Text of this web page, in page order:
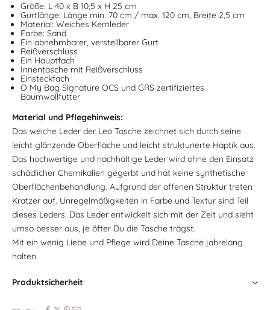
Größe: L 40 x B 10,5 x H 25 cm
Gurtlänge: Länge min. 70 cm / max. 120 cm, Breite 2,5 cm
Material: Weiches Kernleder
Farbe: Sand
Ein abnehmbarer, verstellbarer Gurt
Reißverschluss
Ein Hauptfach
Innentasche mit Reißverschluss
Einsteckfach
O My Bag Signature OCS und GRS zertifiziertes
Baumwollfutter
Material und Pflegehinweis:
Das weiche Leder der Leo Tasche zeichnet sich durch seine
leicht glänzende Oberfläche und leicht strukturierte Haptik aus.
Das hochwertige und nachhaltige Leder wird ohne den Einsatz
schädlicher Chemikalien gegerbt und hat keine synthetische
Oberflächenbehandlung. Aufgrund der offenen Struktur treten
Kratzer auf. Unregelmäßigkeiten in Farbe und Textur sind Teil
dieses Leders. Das Leder entwickelt sich mit der Zeit und sieht
umso besser aus, je öfter Du die Tasche trägst.
Mit ein wenig Liebe und Pflege wird Deine Tasche jahrelang
halten.
Produktsicherheit